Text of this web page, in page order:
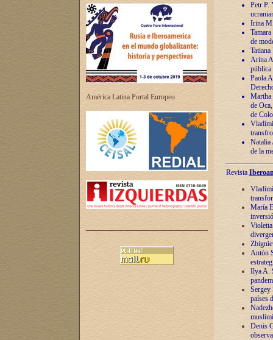
América Latina Portal Europeo
Petr P.
Irina
de
Arina
pública
Paola
Martha
de
de
Natalia
de la
Revista
María
Antón
Ilya A.
Sergey
países
Denis